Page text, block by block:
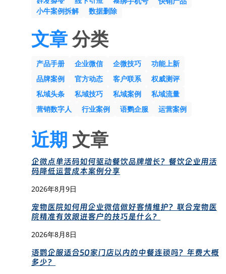
小牛案例拆解
数据删除
文章分类
产品手册 企业微信 企微技巧
功能上新
品牌案例
官方动态 客户联系
权威测评
私域头条
私域技巧 私域案例
私域流量
营销数字人
行业案例 语鹦企服 运营案例
近期 文章
企微点单活码如何驱动餐饮品牌增长？餐饮企业用活
码降低运营成本案例分享
2026年8月9日
宠物医院如何用企业微信做好客情维护？联合宠物医
院精准有效跟进客户的技巧是什么？
2026年8月8日
语鹦企服适合50家门店以内的中餐连锁吗？年费大概
多少？